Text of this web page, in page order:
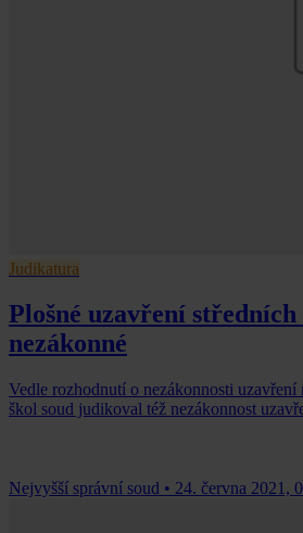
Judikatura
Plošné uzavření středních
nezákonné
Vedle rozhodnutí o nezákonnosti uzavření
škol soud judikoval též nezákonnost
Nejvyšší správní soud • 24. června 2021,